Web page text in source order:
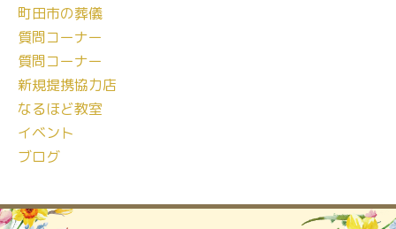
町田市の葬儀
質問コーナー
質問コーナー
新規提携協力店
なるほど教室
イベント
ブログ